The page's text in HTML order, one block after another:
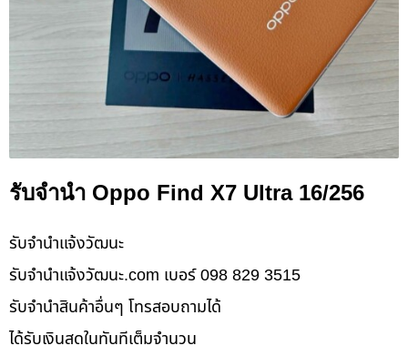
รับจำนำ Oppo Find X7 Ultra 16/256
รับจํานําแจ้งวัฒนะ
รับจํานําแจ้งวัฒนะ.com เบอร์ 098 829 3515
รับจำนำสินค้าอื่นๆ โทรสอบถามได้
ได้รับเงินสดในทันทีเต็มจำนวน